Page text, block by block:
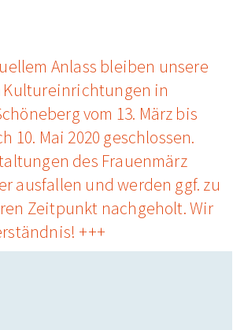
Anlass bleiben unsere
in
vom 13. März bis
10. Mai 2020 geschlossen.
des Frauenmärz
ausfallen und werden ggf. zu
Zeitpunkt nachgeholt. Wir
+++